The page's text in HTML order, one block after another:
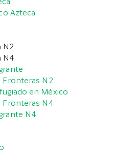
Azteca
N2
N4
Fronteras N2
en México
Fronteras N4
N4